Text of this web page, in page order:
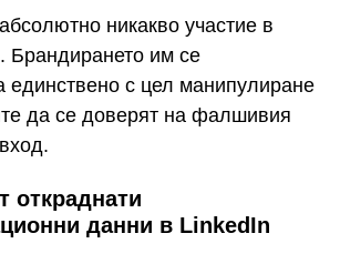
никакво участие в
Брандирането им се
единствено с цел манипулиране
да се доверят на фалшивия
откраднати
данни в LinkedIn